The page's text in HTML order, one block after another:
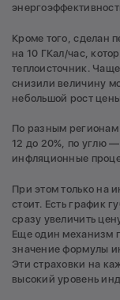
Кроме того, сделан
на 10 ГКал/час,
теплоисточник.
снизили величину
небольшой рост
По разным регионам
12 до 20%, по углю
инфляционные
При этом только на
стоит. Есть график
сразу увеличить
Еще один механизм
значение формулы
Эти страховки на
высокий уровень